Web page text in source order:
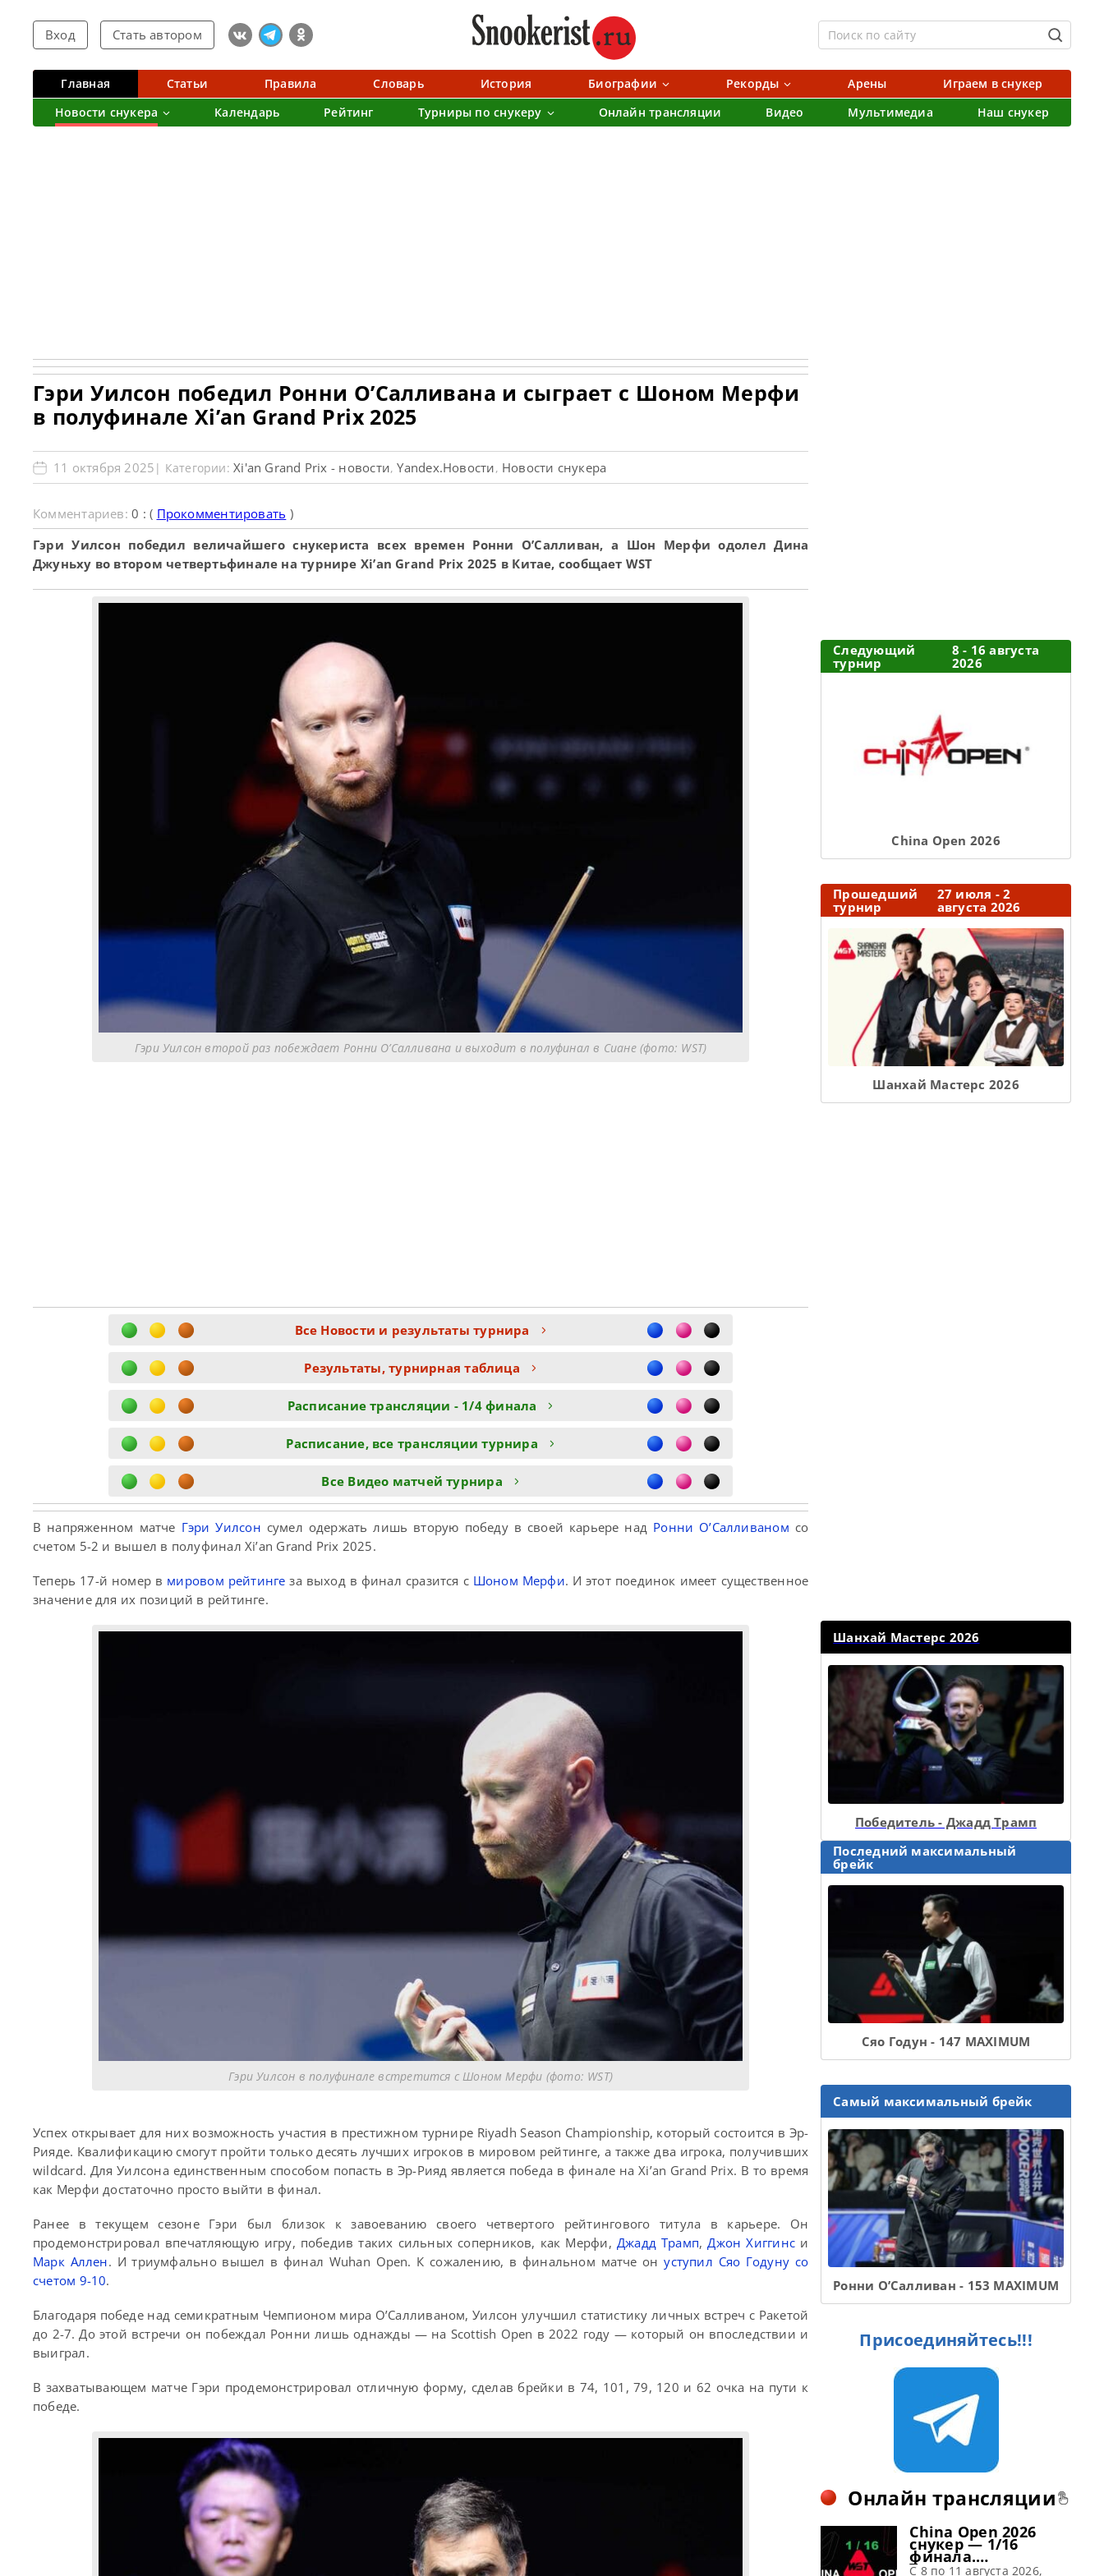
Вход Стать автором
Главная Статьи Правила Словарь История Биографии Рекорды Арены
Играем в снукер
Новости снукера
Календарь Рейтинг Турниры по снукеру Онлайн трансляции Видео Мультимедиа Наш снукер
Гэри Уилсон победил Ронни О’Салливана и сыграет с Шоном Мерфи
в полуфинале Xi’an Grand Prix 2025
11 октября 2025 | Категории:Xi'an Grand Prix - новости,Yandex.Новости, Новости снукера
Комментариев:0 : ( Прокомментировать )
Гэри Уилсон победил величайшего снукериста всех времен Ронни О’Салливан, а Шон Мерфи одолел Дина
Джуньху во втором четвертьфинале на турнире Xi’an Grand Prix 2025 в Китае, сообщает WST
Гэри Уилсон второй раз побеждает Ронни О’Салливана и выходит в полуфинал в Сиане (фото: WST)
Все Новости и результаты турнира
Результаты, турнирная таблица
Расписание трансляции - 1/4 финала
Расписание, все трансляции турнира
Все Видео матчей турнира
В напряженном матче Гэри Уилсон сумел одержать лишь вторую победу в своей карьере над Ронни О’Салливаном со
счетом 5-2 и вышел в полуфинал Xi’an Grand Prix 2025.
Теперь 17-й номер в мировом рейтинге за выход в финал сразится с Шоном Мерфи. И этот поединок имеет существенное
значение для их позиций в рейтинге.
Гэри Уилсон в полуфинале встретится с Шоном Мерфи (фото: WST)
Успех открывает для них возможность участия в престижном турнире Riyadh Season Championship, который состоится в Эр-
Рияде. Квалификацию смогут пройти только десять лучших игроков в мировом рейтинге, а также два игрока, получивших
wildcard. Для Уилсона единственным способом попасть в Эр-Рияд является победа в финале на Xi’an Grand Prix. В то время
как Мерфи достаточно просто выйти в финал.
Ранее в текущем сезоне Гэри был близок к завоеванию своего четвертого рейтингового титула в карьере. Он
продемонстрировал впечатляющую игру, победив таких сильных соперников, как Мерфи, Джадд Трамп,Джон Хиггинс и
Марк Аллен. И триумфально вышел в финал Wuhan Open. К сожалению, в финальном матче онуступил Сяо Годуну со
счетом 9-10.
Благодаря победе над семикратным Чемпионом мира О’Салливаном, Уилсон улучшил статистику личных встреч с Ракетой
до 2-7. До этой встречи он побеждал Ронни лишь однажды — на Scottish Open в 2022 году — который он впоследствии и
выиграл.
В захватывающем матче Гэри продемонстрировал отличную форму, сделав брейки в 74, 101, 79, 120 и 62 очка на пути к
победе.
Следующий
турнир
8 - 16 августа
2026
Сhina Open 2026
Прошедший
турнир
27 июля - 2
августа 2026
Шанхай Мастерс 2026
Шанхай Мастерс 2026
Победитель - Джадд Трамп
Последний максимальный
брейк
Сяо Годун - 147 MAXIMUM
Самый максимальный брейк
Ронни О’Салливан - 153 MAXIMUM
Присоединяйтесь!!!
Онлайн трансляции
China Open 2026
снукер — 1/16
финала.
Трансляции
C 8 по 11 августа 2026,